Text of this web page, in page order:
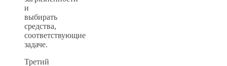
и
выбирать
средства,
соответствующие
задаче.
Третий